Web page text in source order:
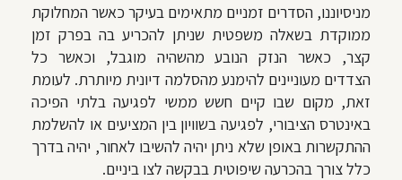
מניסיוננו, הסדרים זמניים מתאימים בעיקר כאשר המחלוקת
ממוקדת בשאלה משפטית שניתן להכריע בה בפרק זמן
קצר, כאשר הנזק הנובע מהשהיה מוגבל, וכאשר כל
הצדדים מעוניינים להימנע מהסלמה דיונית מיותרת. לעומת
זאת, מקום שבו קיים חשש ממשי לפגיעה בלתי הפיכה
באינטרס הציבורי, לפגיעה בשוויון בין המציעים או להשלמת
ההתקשרות באופן שלא ניתן יהיה להשיבו לאחור, יהיה בדרך
כלל צורך בהכרעה שיפוטית בבקשה לצו ביניים.